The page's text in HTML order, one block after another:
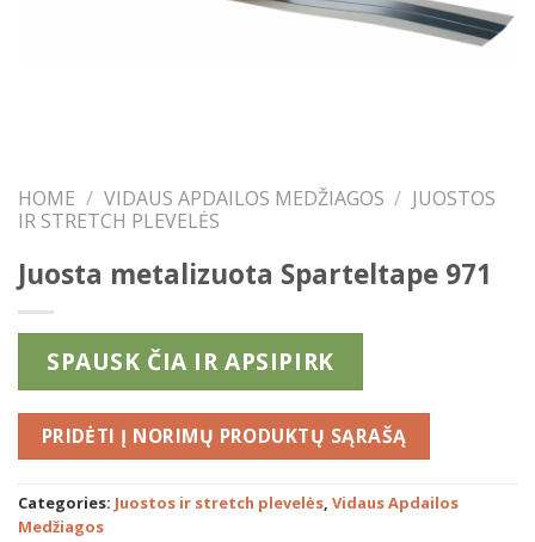
HOME / VIDAUS APDAILOS MEDŽIAGOS / JUOSTOS
IR STRETCH PLEVELĖS
Juosta metalizuota Sparteltape 971
SPAUSK ČIA IR APSIPIRK
PRIDĖTI
Categories: Juostos ir stretch plevelės, Vidaus Apdailos
Medžiagos